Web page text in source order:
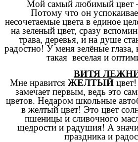
Мой самый любимый цвет
Потому что он
несочетаемые цвета в единое
на зеленый цвет, сразу
трава, деревья, и на душе
радостно! У меня зелёные глаза,
такая веселая и
ВИТЯ
Мне нравится ЖЕЛТЫЙ
замечает первым, ведь это
цветов. Недаром школьные
в желтый цвет! Это цвет
пшеницы и сливочного
щедрости и радушия! А
праздника и